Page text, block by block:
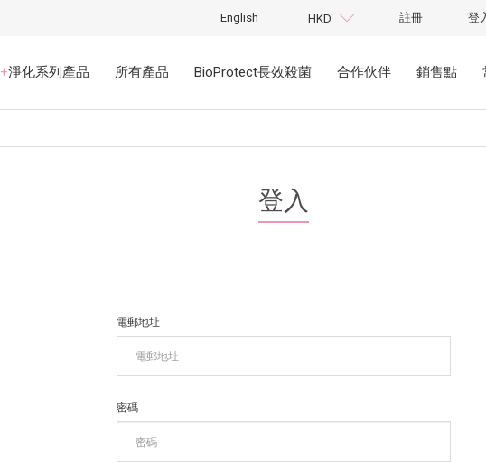
English HKD 註冊 登
+淨化系列產品 所有產品 BioProtect長效殺菌 合作伙伴 銷售點
登入
電郵地址
密碼